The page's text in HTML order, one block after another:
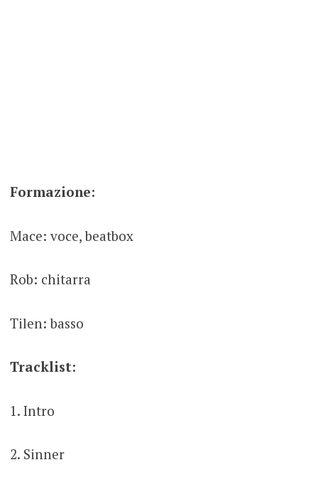
Formazione:
Mace: voce, beatbox
Rob: chitarra
Tilen: basso
Tracklist:
1. Intro
2. Sinner